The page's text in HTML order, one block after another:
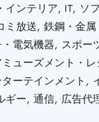
インテリア, IT, ソ
ミ放送, 鉄鋼・金
電気機器, スポー
ューズメント・
ーテインメント,
ギー, 通信, 広告代